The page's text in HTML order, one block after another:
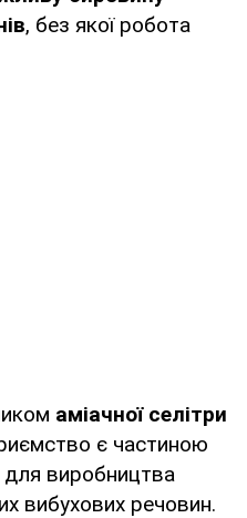
, без якої робота
аміачної селітри
є частиною
виробництва
вибухових речовин.